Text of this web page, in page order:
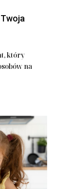
który
na